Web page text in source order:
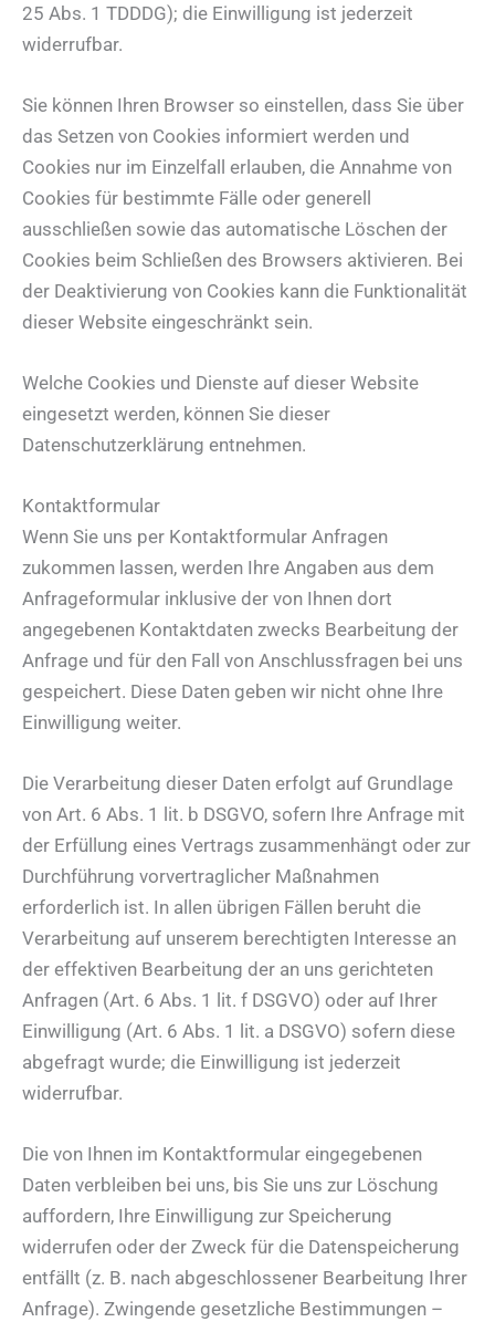
25 Abs. 1 TDDDG); die Einwilligung ist jederzeit
widerrufbar.
Sie können Ihren Browser so einstellen, dass Sie über
das Setzen von Cookies informiert werden und
Cookies nur im Einzelfall erlauben, die Annahme von
Cookies für bestimmte Fälle oder generell
ausschließen sowie das automatische Löschen der
Cookies beim Schließen des Browsers aktivieren. Bei
der Deaktivierung von Cookies kann die Funktionalität
dieser Website eingeschränkt sein.
Welche Cookies und Dienste auf dieser Website
eingesetzt werden, können Sie dieser
Datenschutzerklärung entnehmen.
Kontaktformular
Wenn Sie uns per Kontaktformular Anfragen
zukommen lassen, werden Ihre Angaben aus dem
Anfrageformular inklusive der von Ihnen dort
angegebenen Kontaktdaten zwecks Bearbeitung der
Anfrage und für den Fall von Anschlussfragen bei uns
gespeichert. Diese Daten geben wir nicht ohne Ihre
Einwilligung weiter.
Die Verarbeitung dieser Daten erfolgt auf Grundlage
von Art. 6 Abs. 1 lit. b DSGVO, sofern Ihre Anfrage mit
der Erfüllung eines Vertrags zusammenhängt oder zur
Durchführung vorvertraglicher Maßnahmen
erforderlich ist. In allen übrigen Fällen beruht die
Verarbeitung auf unserem berechtigten Interesse an
der effektiven Bearbeitung der an uns gerichteten
Anfragen (Art. 6 Abs. 1 lit. f DSGVO) oder auf Ihrer
Einwilligung (Art. 6 Abs. 1 lit. a DSGVO) sofern diese
abgefragt wurde; die Einwilligung ist jederzeit
widerrufbar.
Die von Ihnen im Kontaktformular eingegebenen
Daten verbleiben bei uns, bis Sie uns zur Löschung
auffordern, Ihre Einwilligung zur Speicherung
widerrufen oder der Zweck für die Datenspeicherung
entfällt (z. B. nach abgeschlossener Bearbeitung Ihrer
Anfrage). Zwingende gesetzliche Bestimmungen –